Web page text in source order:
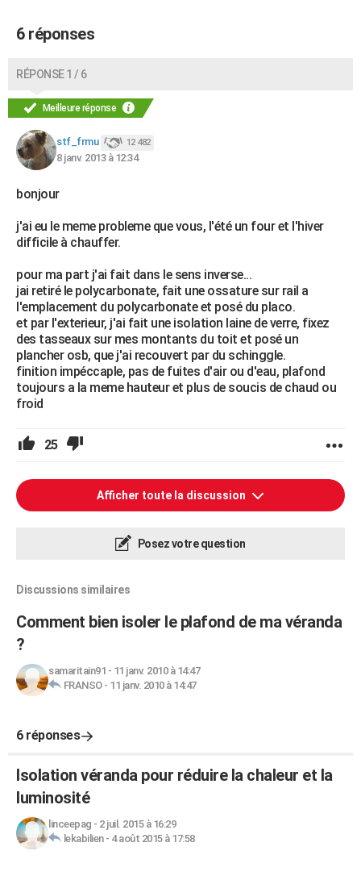
6 réponses
RÉPONSE 1 / 6
Meilleure réponse
stf_frmu 12 482
8 janv. 2013 à 12:34
bonjour
j'ai eu le meme probleme que vous, l'été un four et l'hiver
difficile à chauffer.
pour ma part j'ai fait dans le sens inverse...
jai retiré le polycarbonate, fait une ossature sur rail a
l'emplacement du polycarbonate et posé du placo.
et par l'exterieur, j'ai fait une isolation laine de verre, fixez
des tasseaux sur mes montants du toit et posé un
plancher osb, que j'ai recouvert par du schinggle.
finition impéccaple, pas de fuites d'air ou d'eau, plafond
toujours a la meme hauteur et plus de soucis de chaud ou
froid
25
Afficher toute la discussion
Posez votre question
Discussions similaires
Comment bien isoler le plafond de ma véranda
?
samaritain91 - 11 janv. 2010 à 14:47
FRANSO- 11 janv. 2010 à 14:47
6 réponses
Isolation véranda pour réduire la chaleur et la
luminosité
linceepag - 2 juil. 2015 à 16:29
lekabilien- 4 août 2015 à 17:58